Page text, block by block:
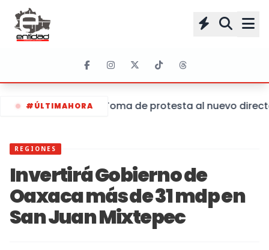
#ÚLTIMAHORA Toma de protesta al nuevo
REGIONES
Invertirá Gobierno de
Oaxaca más de 31 mdp en
San Juan Mixtepec